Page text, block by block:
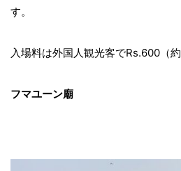
す。
入場料は外国人観光客でRs.600（約
フマユーン廟